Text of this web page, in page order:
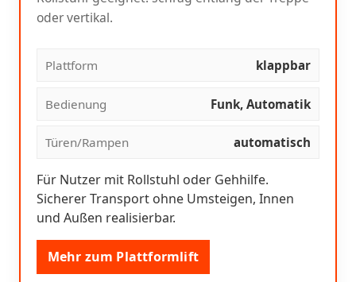
oder vertikal.
Plattform klappbar
Bedienung Funk, Automatik
Türen/Rampen automatisch
Für Nutzer mit Rollstuhl oder Gehhilfe.
Sicherer Transport ohne Umsteigen, Innen
und Außen realisierbar.
Mehr zum Plattformlift